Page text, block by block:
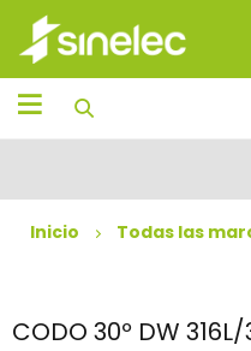
Saltar
contenido
Saltar
menú
de
navegación
Inicio Todas las
CODO 30º DW